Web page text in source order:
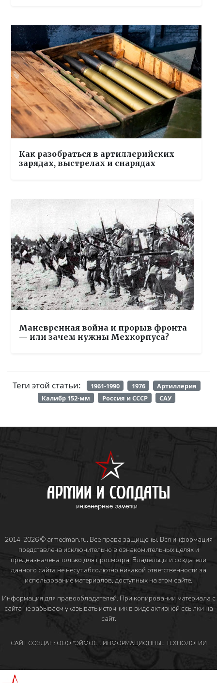
Как разобраться в артиллерийских
зарядах, выстрелах и снарядах
Маневренная война и прорыв фронта
— или зачем нужны Мехкорпуса?
Теги этой статьи: 1961-1990 1976
Артиллерия
Калибр 152-мм
Россия и СССР САУ
2014-2026 © armedman.ru. Все права защищены. Вся информация
представлена исключительно в ознакомительных целях и
предназначена только для просмотра. Владельцы и создатели
данного сайта не несут абсолютно никакой ответственности за
использование материалов, доступных на этом сайте.
Информация для правообладателей. При копировании материала с
сайта не забываем указывать источник в виде активной ссылки на
сайт.
САЙТ СОЗДАН: ООО "ЭЙФОС". ИНФОРМАЦИОННЫЕ ТЕХНОЛОГИИ